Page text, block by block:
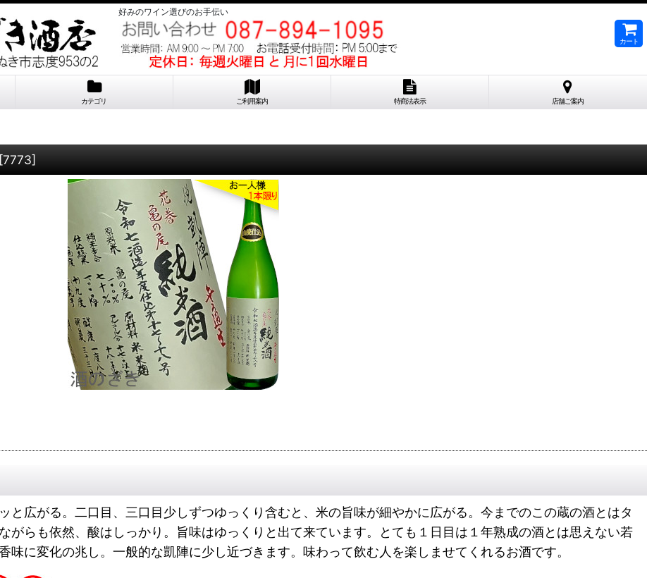
好みのワイン選びのお手伝い
カート
カテゴリ ご利用案内 特商法表示 店舗ご案内
[7773]
と広がる。二口目、三口目少しずつゆっくり含むと、米の旨味が細やかに広がる。今までのこの蔵の酒とはタ
がらも依然、酸はしっかり。旨味はゆっくりと出て来ています。とても１日目は１年熟成の酒とは思えない若
に変化の兆し。一般的な凱陣に少し近づきます。味わって飲む人を楽しませてくれるお酒です。